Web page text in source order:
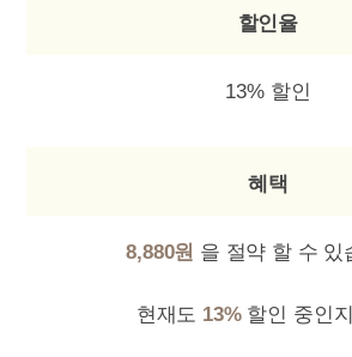
할인율
13% 할인
혜택
8,880원 을 절약 할 수 있
현재도 13%할인 중인